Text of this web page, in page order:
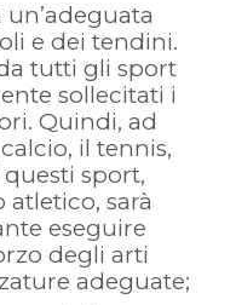
e dei tendini.
tutti gli sport
sollecitati i
Quindi, ad
il tennis,
sport,
atletico, sarà
eseguire
degli arti
adeguate;